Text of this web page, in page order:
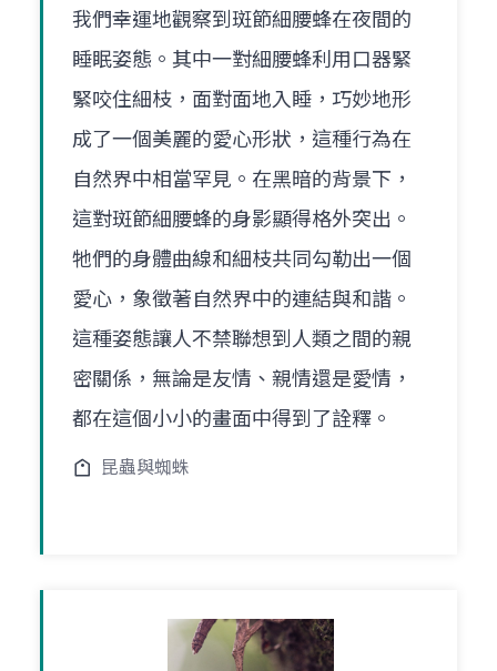
我們幸運地觀察到斑節細腰蜂在夜間的
睡眠姿態。其中一對細腰蜂利用口器緊
緊咬住細枝，面對面地入睡，巧妙地形
成了一個美麗的愛心形狀，這種行為在
自然界中相當罕見。在黑暗的背景下，
這對斑節細腰蜂的身影顯得格外突出。
牠們的身體曲線和細枝共同勾勒出一個
愛心，象徵著自然界中的連結與和諧。
這種姿態讓人不禁聯想到人類之間的親
密關係，無論是友情、親情還是愛情，
都在這個小小的畫面中得到了詮釋。
昆蟲與蜘蛛